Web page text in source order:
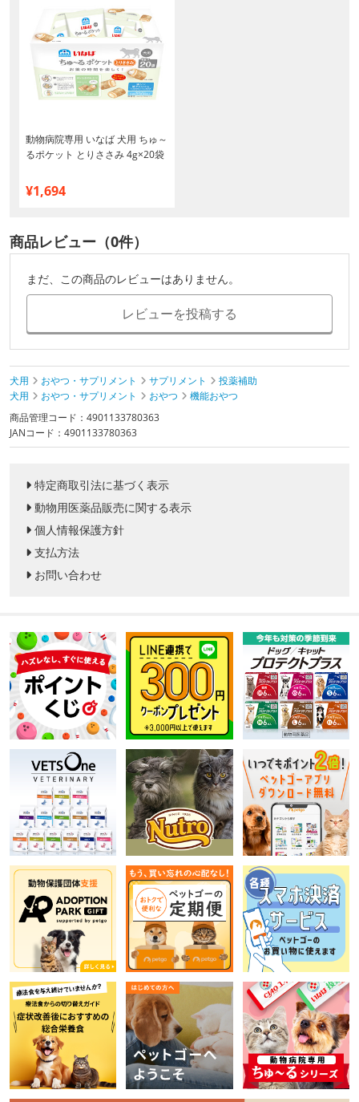
動物病院専用 いなば 犬用 ちゅ～
るポケット とりささみ 4g×20袋
¥1,694
商品レビュー（0件）
まだ、この商品のレビューはありません。
レビューを投稿する
犬用 おやつ・サプリメント サプリメント
投薬補助
犬用
おやつ・サプリメント おやつ
機能おやつ
商品管理コード：4901133780363
JANコード：4901133780363
特定商取引法に基づく表示
動物用医薬品販売に関する表示
個人情報保護方針
支払方法
お問い合わせ